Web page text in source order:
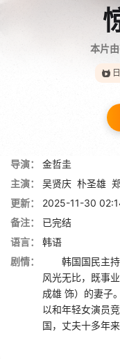
本片
导演：
金哲圭
主演：
吴贤庆 朴圣雄
更新：
2025-11-30
备注：
已完结
语言：
韩语
剧情：
韩国国民主持
风光无比，既事
成雄 饰）的妻子
以和年轻女演员
国，丈夫十多年